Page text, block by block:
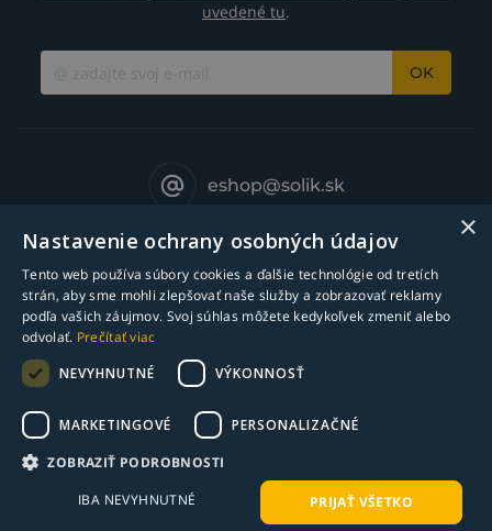
uvedené tu.
OK
eshop@solik.sk
© Copyright 2018-2025 Solík SK, s.r.o. - zváracia technika l Všetky práva
vyhradené
webdesign ©
bart.sk
×
Nastavenie ochrany osobných údajov
Tento web používa súbory cookies a ďalšie technológie od tretích
strán, aby sme mohli zlepšovať naše služby a zobrazovať reklamy
podľa vašich záujmov. Svoj súhlas môžete kedykoľvek zmeniť alebo
odvolať. Prečítať viac
NEVYHNUTNÉ
VÝKONNOSŤ
MARKETINGOVÉ PERSONALIZAČNÉ
ZOBRAZIŤ PODROBNOSTI
PRIJAŤ VŠETKO
IBA NEVYHNUTNÉ